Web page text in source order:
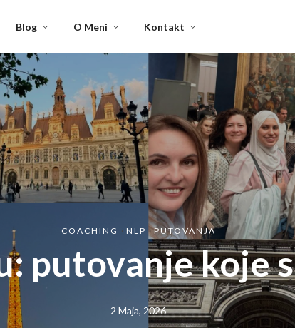
Blog O Meni Kontakt
COACHING · NLP ·PUTOVANJA
putovanje koje
2 Maja, 2026